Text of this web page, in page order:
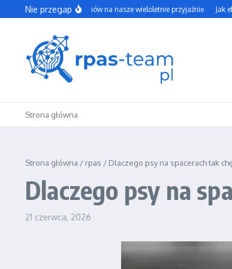
Przejdź do treści
Nie przegap
Wpływ social mediów na nasze wieloletnie przyjaźnie Jak
Strona główna
Strona główna / rpas / Dlaczego psy na spacerach tak
Dlaczego psy na
21 czerwca, 2026